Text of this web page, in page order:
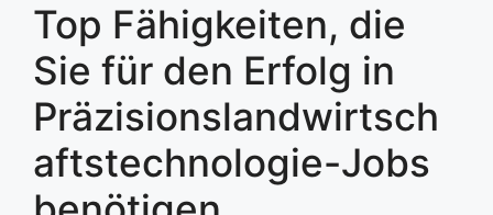
Top Fähigkeiten, die
Sie für den Erfolg in
Präzisionslandwirtsch
aftstechnologie-Jobs